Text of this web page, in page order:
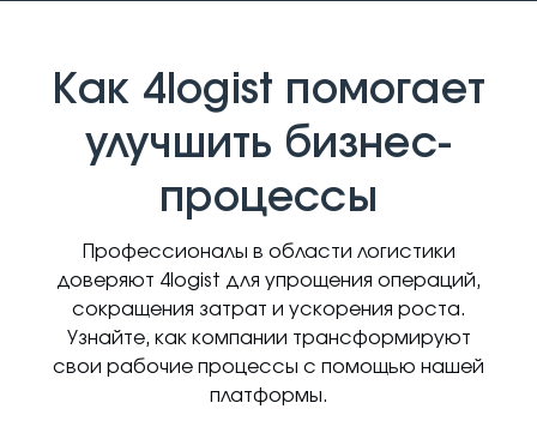
Как 4logist помогает
улучшить бизнес-
процессы
Профессионалы в области логистики
доверяют 4logist для упрощения операций,
сокращения затрат и ускорения роста.
Узнайте, как компании трансформируют
свои рабочие процессы с помощью нашей
платформы.